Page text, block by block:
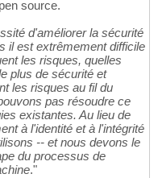
source.
d'améliorer la sécurité
il est extrêmement difficile
les risques, quelles
plus de sécurité et
les risques au fil du
pas résoudre ce
existantes. Au lieu de
à l'identité et à l'intégrité
-- et nous devons le
du processus de
."